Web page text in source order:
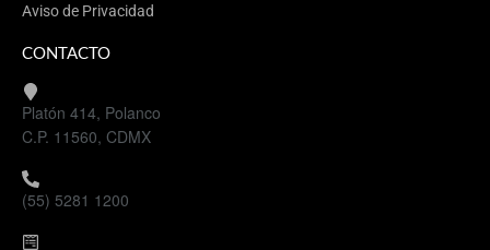
Aviso de Privacidad
CONTACTO
Platón 414, Polanco
C.P. 11560, CDMX
(55) 5281 1200